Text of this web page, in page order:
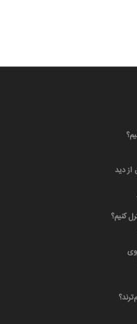
دید
کنیم؟